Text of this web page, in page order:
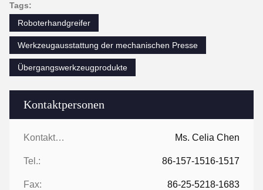
Kontaktpersonen
Kontaktpersonen: Ms. Celia Chen
Tel.: 86-157-1516-1517
Fax: 86-25-5218-1683
Tags:
Roboterhandgreifer
Werkzeugausstattung der mechanischen Presse
Übergangswerkzeugprodukte